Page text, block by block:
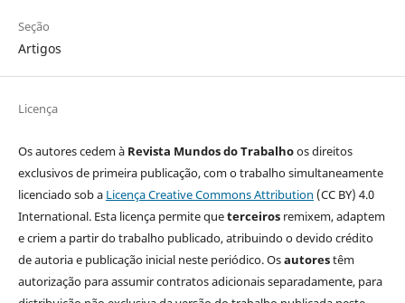
Seção
Artigos
Licença
Os autores cedem à Revista Mundos do Trabalhoos direitos
exclusivos de primeira publicação, com o trabalho simultaneamente
licenciado sob a Licença Creative Commons Attribution (CC BY) 4.0
International. Esta licença permite queterceirosremixem, adaptem
e criem a partir do trabalho publicado, atribuindo o devido crédito
de autoria e publicação inicial neste periódico. Osautorestêm
autorização para assumir contratos adicionais separadamente, para